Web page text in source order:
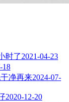
时了2021-04-23
18
净再来2024-07-
2020-12-20